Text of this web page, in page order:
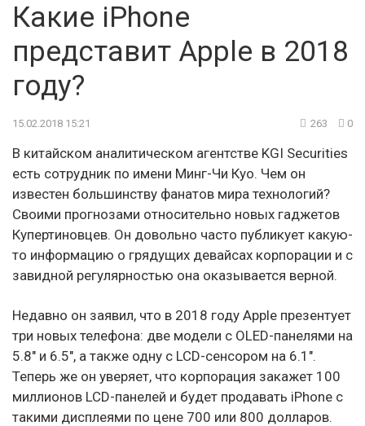
Какие iPhone
представит Apple в 2018
году?
15.02.2018 15:21 263 0
В китайском аналитическом агентстве KGI Securities
есть сотрудник по имени Минг-Чи Куо. Чем он
известен большинству фанатов мира технологий?
Своими прогнозами относительно новых гаджетов
Купертиновцев. Он довольно часто публикует какую-
то информацию о грядущих девайсах корпорации и с
завидной регулярностью она оказывается верной.
Недавно он заявил, что в 2018 году Apple презентует
три новых телефона: две модели с OLED-панелями на
5.8″ и 6.5″, а также одну с LCD-сенсором на 6.1″.
Теперь же он уверяет, что корпорация закажет 100
миллионов LCD-панелей и будет продавать iPhone с
такими дисплеями по цене 700 или 800 долларов.